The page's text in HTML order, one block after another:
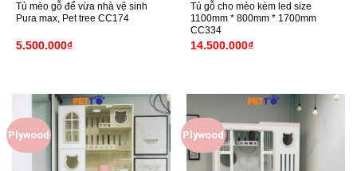
Tủ mèo gỗ để vừa nhà vệ sinh
Pura max, Pet tree CC174
5.500.000₫
Tủ gỗ cho mèo kèm led size
1100mm * 800mm * 1700mm
CC334
14.500.000₫
Plywood Plywood